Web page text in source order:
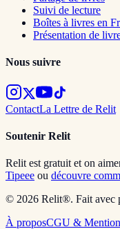
Suivi de lecture
Boîtes à livres en
Présentation de
Nous suivre
ContactLa Lettre de Relit
Soutenir Relit
Relit est gratuit et on
Tipeee ou découvre
© 2026 Relit®. Fait avec
À proposCGU &